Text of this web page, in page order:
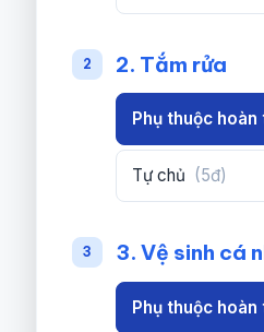
2 2. Tắm rửa
Phụ thuộc hoàn
Tự chủ (5đ)
3 3. Vệ sinh cá
Phụ thuộc hoàn